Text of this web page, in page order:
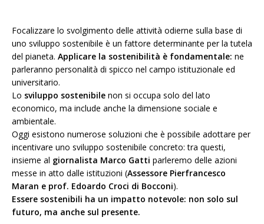
Focalizzare lo svolgimento delle attività odierne sulla base di
uno sviluppo sostenibile è un fattore determinante per la tutela
del pianeta. Applicare la sostenibilità è fondamentale: ne
parleranno personalità di spicco nel campo istituzionale ed
universitario.
Lo sviluppo sostenibile non si occupa solo del lato
economico, ma include anche la dimensione sociale e
ambientale.
Oggi esistono numerose soluzioni che è possibile adottare per
incentivare uno sviluppo sostenibile concreto: tra questi,
insieme al giornalista Marco Gatti parleremo delle azioni
messe in atto dalle istituzioni (Assessore Pierfrancesco
Maran e prof. Edoardo Croci di Bocconi).
Essere sostenibili ha un impatto notevole: non solo sul
futuro, ma anche sul presente.